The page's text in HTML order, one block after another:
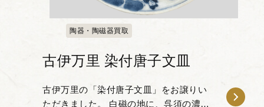
陶器・陶磁器買取
古伊万里 染付唐子文皿
古伊万里の「染付唐子文皿」をお譲りい
ただきました。 白磁の地に、呉須の濃淡